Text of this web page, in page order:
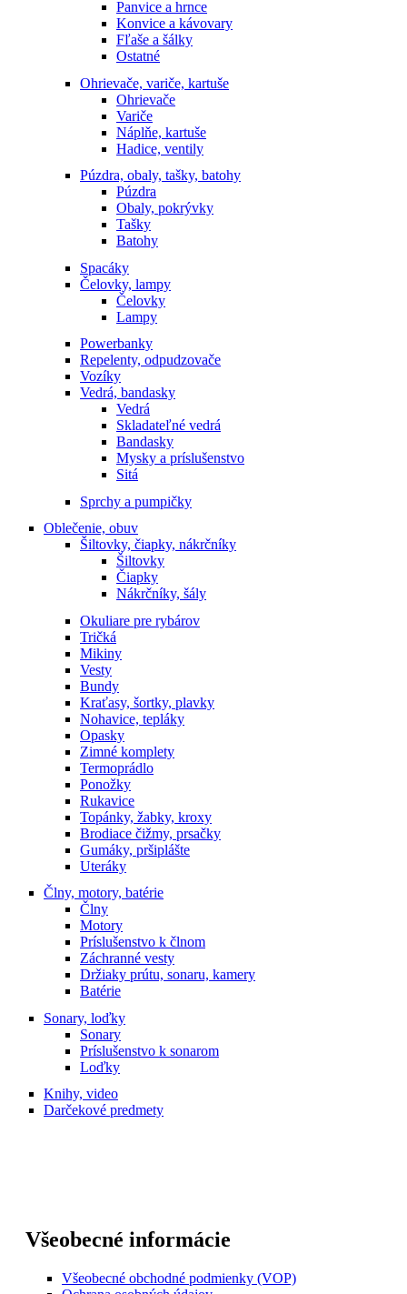
Panvice a hrnce
Konvice a kávovary
Fľaše a šálky
Ostatné
Ohrievače, variče, kartuše
Ohrievače
Variče
Náplňe, kartuše
Hadice, ventily
Púzdra, obaly, tašky, batohy
Púzdra
Obaly, pokrývky
Tašky
Batohy
Spacáky
Čelovky, lampy
Čelovky
Lampy
Powerbanky
Repelenty, odpudzovače
Vozíky
Vedrá, bandasky
Vedrá
Skladateľné vedrá
Bandasky
Mysky a príslušenstvo
Sitá
Sprchy a pumpičky
Oblečenie, obuv
Šiltovky, čiapky, nákrčníky
Šiltovky
Čiapky
Nákrčníky, šály
Okuliare pre rybárov
Tričká
Mikiny
Vesty
Bundy
Kraťasy, šortky, plavky
Nohavice, tepláky
Opasky
Zimné komplety
Termoprádlo
Ponožky
Rukavice
Topánky, žabky, kroxy
Brodiace čižmy, prsačky
Gumáky, pršiplášte
Uteráky
Člny, motory, batérie
Člny
Motory
Príslušenstvo k člnom
Záchranné vesty
Držiaky prútu, sonaru, kamery
Batérie
Sonary, loďky
Sonary
Príslušenstvo k sonarom
Loďky
Knihy, video
Darčekové predmety
Všeobecné informácie
Všeobecné obchodné podmienky (VOP)